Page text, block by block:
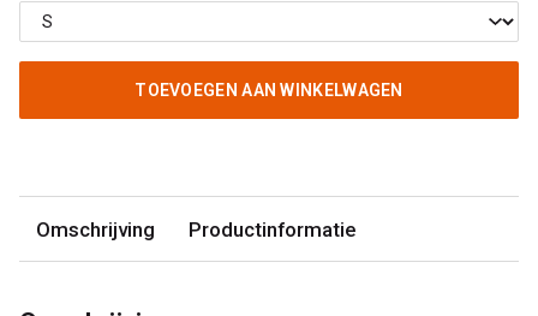
TOEVOEGEN AAN WINKELWAGEN
Omschrijving Productinformatie